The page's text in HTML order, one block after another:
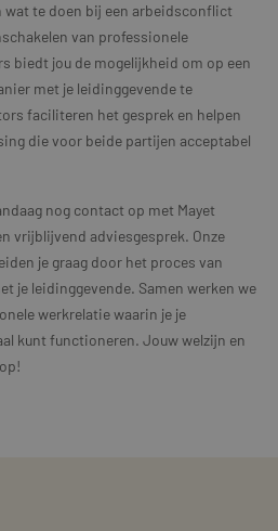
wat te doen bij een arbeidsconflict
van professionele
biedt jou de mogelijkheid om op een
met je leidinggevende te
faciliteren het gesprek en helpen
die voor beide partijen acceptabel
nog contact op met Mayet
vrijblijvend adviesgesprek. Onze
je graag door het proces van
je leidinggevende. Samen werken we
werkrelatie waarin je je
kunt functioneren. Jouw welzijn en